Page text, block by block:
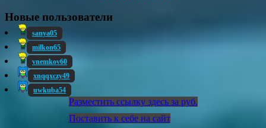
Новые пользователи
sanya05
milkon65
vnemkov60
xnqqxczy49
uwkuba54
Разместить ссылку здесь за руб.
Поставить к себе на сайт